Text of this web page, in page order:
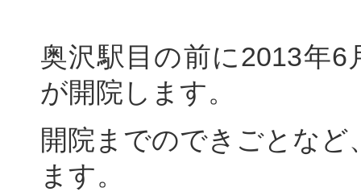
奥沢駅目の前に2013年
が開院します。
開院までのできごとな
ます。